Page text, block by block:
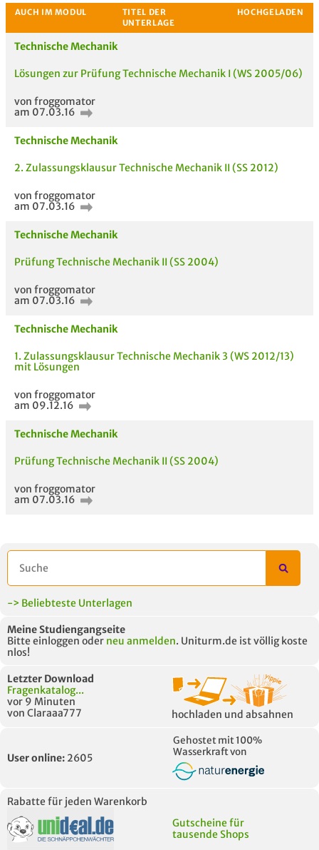
AUCH IM MODUL
UNTERLAGE
Technische Mechanik
Lösungen zur Prüfung Technische Mechanik I (WS 2005/06)
von froggomator
am 07.03.16
Technische Mechanik
2. Zulassungsklausur Technische Mechanik II (SS 2012)
von froggomator
am 07.03.16
Technische Mechanik
Prüfung Technische Mechanik II (SS 2004)
von froggomator
am 07.03.16
Technische Mechanik
1. Zulassungsklausur Technische Mechanik 3 (WS 2012/13)
mit Lösungen
von froggomator
am 09.12.16
Technische Mechanik
Prüfung Technische Mechanik II (SS 2004)
von froggomator
am 07.03.16
-> Beliebteste Unterlagen
Meine Studiengangseite
Bitte einloggen oder neu anmelden. Uniturm.de ist völlig koste
nlos!
Letzter Download
Fragenkatalog...
vor 9 Minuten
von Claraaa777
hochladen und absahnen
User online: 2605
Gehostet mit 100%
Wasserkraft von
Rabatte für jeden Warenkorb
Gutscheine für
tausende Shops